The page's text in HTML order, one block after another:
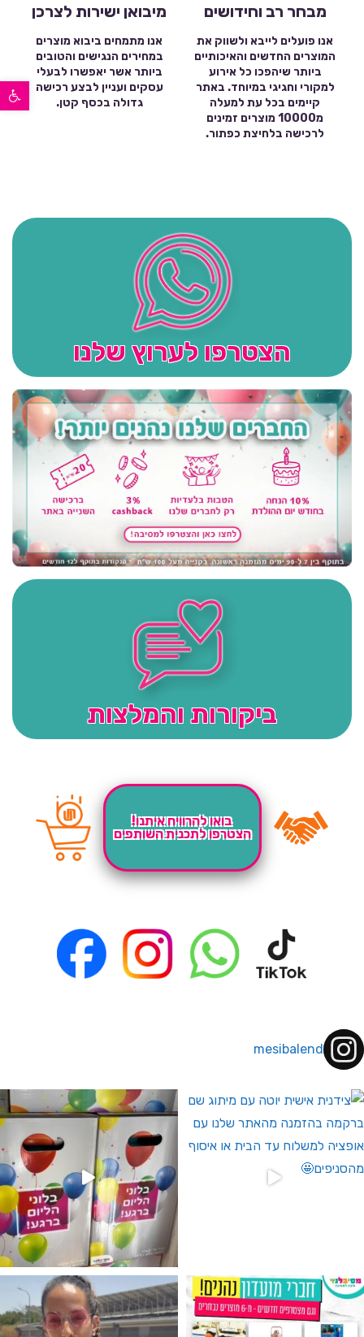
פתח סרגל נגישות
מבחר רב וחידושים
אנו פועלים לייבא ולשווק את
המוצרים החדשים והאיכותיים
ביותר שיהפכו כל אירוע
למקורי וחגיגי במיוחד. באתר
קיימים בכל עת למעלה
מ10000 מוצרים זמינים
לרכישה בלחיצת כפתור.
מיבואן ישירות לצרכן
אנו מתמחים ביבוא מוצרים
במחירים הנגישים והטובים
ביותר אשר יאפשרו לבעלי
עסקים ועניין לבצע רכישה
גדולה בכסף קטן.
הצטרפו לערוץ שלנו
ביקורות והמלצות
בואו להרוויח איתנו!
הצטרפו לתכנית השותפים
mesibalend
לחברי מועדון ומצטרפים חדשים🤍
מין העובר רק במסיבלנד !! קיים